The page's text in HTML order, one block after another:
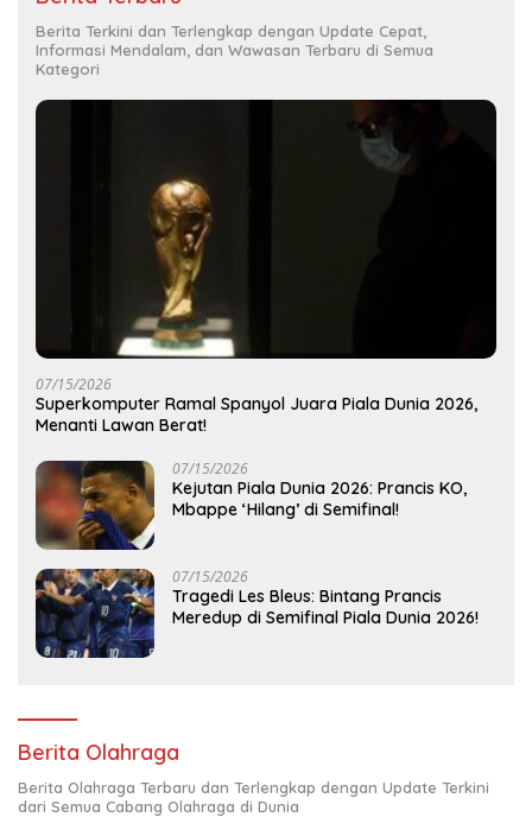
Berita Terkini dan Terlengkap dengan Update Cepat,
Informasi Mendalam, dan Wawasan Terbaru di Semua
Kategori
07/15/2026
Superkomputer Ramal Spanyol Juara Piala Dunia 2026,
Menanti Lawan Berat!
07/15/2026
Kejutan Piala Dunia 2026: Prancis KO,
Mbappe ‘Hilang’ di Semifinal!
07/15/2026
Tragedi Les Bleus: Bintang Prancis
Meredup di Semifinal Piala Dunia 2026!
Berita Olahraga
Berita Olahraga Terbaru dan Terlengkap dengan Update Terkini
dari Semua Cabang Olahraga di Dunia